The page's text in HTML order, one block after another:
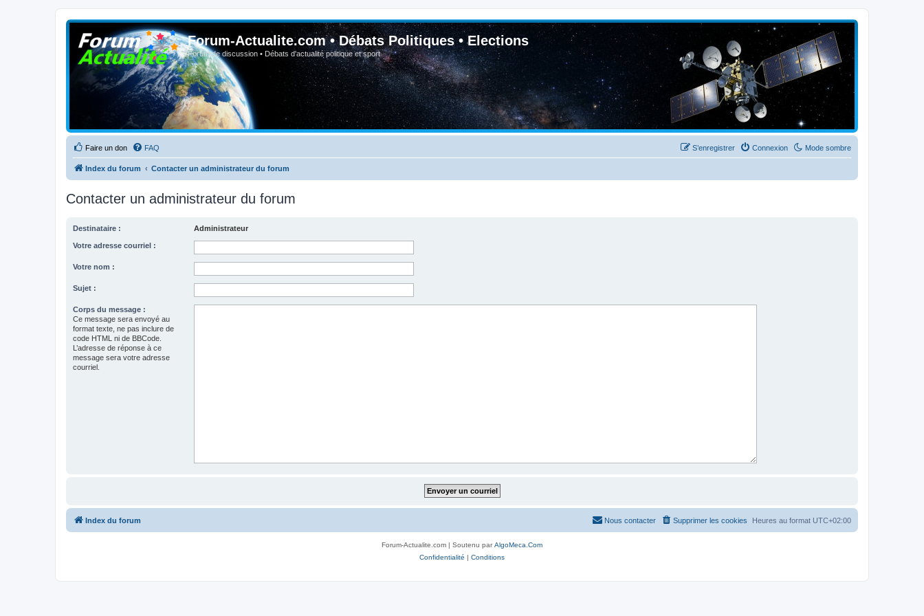
Forum-Actualite.com • Débats Politiques • Elections
Forum de discussion • Débats d'actualité politique et sport
Faire un don Mode sombre
FAQ Connexion
S’enregistrer
Index du forum Contacter un administrateur du forum
Contacter un administrateur du forum
Destinataire : Administrateur
Votre adresse courriel :
Votre nom :
Sujet :
Corps du message :
Ce message sera envoyé au
format texte, ne pas inclure de
code HTML ni de BBCode.
L’adresse de réponse à ce
message sera votre adresse
courriel.
Index du forum Heures au format UTC+02:00
Supprimer les cookies
Nous contacter
Forum-Actualite.com | Soutenu parAlgoMeca.Com
Confidentialité | Conditions